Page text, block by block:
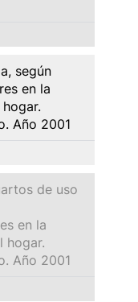
según
en la
Año 2001
de uso
en la
hogar.
Año 2001